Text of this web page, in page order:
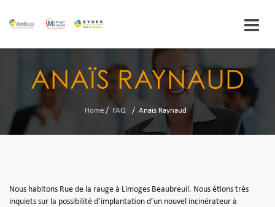
contentANAÏS RAYNAUD
Home/ FAQ / Anaïs Raynaud
Nous habitons Rue de la rauge à Limoges Beaubreuil. Nous étions très
inquiets sur la possibilité d’implantation d’un nouvel incinérateur à